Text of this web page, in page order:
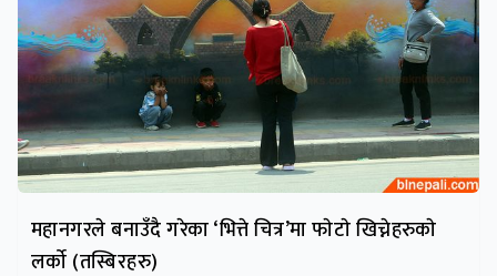
महानगरले बनाउँदै गरेका ‘भित्ते चित्र’मा फाेटाे खिच्नेहरुकाे
लर्काे (तस्बिरहरु)